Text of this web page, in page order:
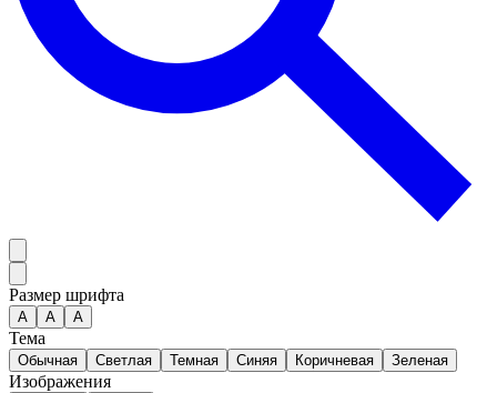
Размер шрифта
А A A
Тема
Обычная Светлая Темная Синяя Коричневая Зеленая
Изображения